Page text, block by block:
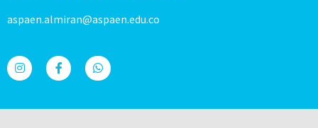
aspaen.almiran@aspaen.edu.co